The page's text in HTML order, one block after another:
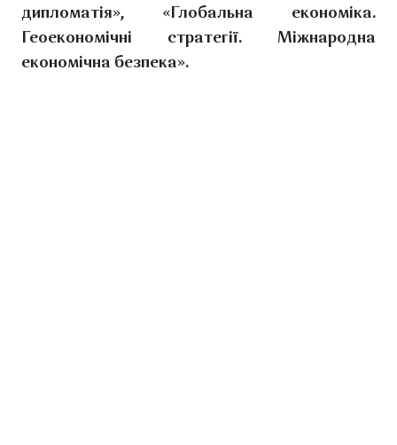
дипломатія», «Глобальна економіка.
Геоекономічні стратегії. Міжнародна
економічна безпека».